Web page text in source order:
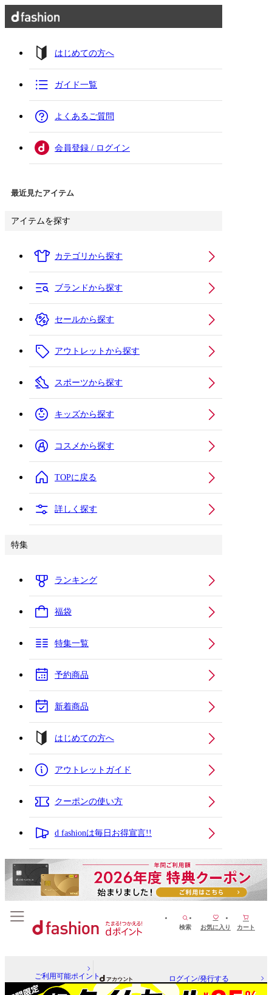
はじめての方へ
ガイド一覧
よくあるご質問
会員登録 / ログイン
最近見たアイテム
アイテムを探す
カテゴリから探す
ブランドから探す
セールから探す
アウトレットから探す
スポーツから探す
キッズから探す
コスメから探す
TOPに戻る
詳しく探す
特集
ランキング
福袋
特集一覧
予約商品
新着商品
はじめての方へ
アウトレットガイド
クーポンの使い方
d fashionは毎日お得宣言!!
検索 お気に入り カート
ご利用可能ポイント ログイン/発行する